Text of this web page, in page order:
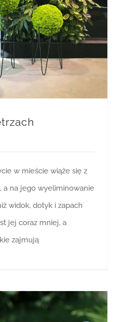
w mieście wiąże się z
a na jego wyeliminowanie
widok, dotyk i zapach
jej coraz mniej, a
zajmują